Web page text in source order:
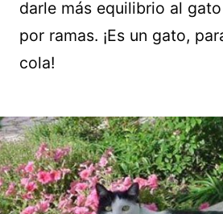
darle más equilibrio al
por ramas. ¡Es un gato,
cola!